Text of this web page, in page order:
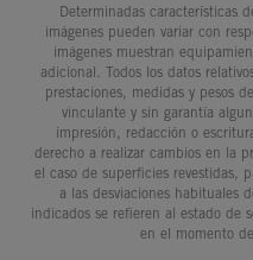
Determinadas características
imágenes pueden variar con
imágenes muestran
adicional. Todos los datos
prestaciones, medidas y pesos
vinculante y sin garantía
impresión, redacción o
derecho a realizar cambios en la
el caso de superficies revestidas,
a las desviaciones habituales
indicados se refieren al estado de
en el momento